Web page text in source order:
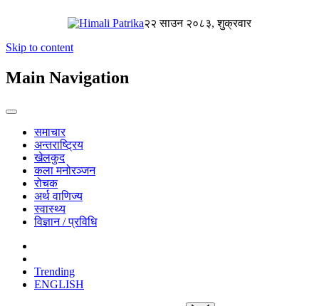
२२ साउन २०८३, शुक्रवार
Skip to content
Main Navigation
समाचार
अन्तराष्ट्रिय
खेलकुद
कला मनोरञ्जन
रोचक
अर्थ वाणिज्य
स्वास्थ्य
विज्ञान / प्रविधि
Trending
ENGLISH